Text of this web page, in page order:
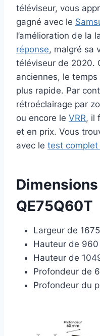
téléviseur, vous
gagné avec le
l’amélioration de la
réponse, malgré sa
téléviseur de 2020.
anciennes, le
plus rapide. Par
rétroéclairage par
ou encore le VRR, il
et en prix. Vous
avec le test complet
QE75Q60T
Largeur de
Hauteur de
Hauteur de
Profondeur de
Profondeur du